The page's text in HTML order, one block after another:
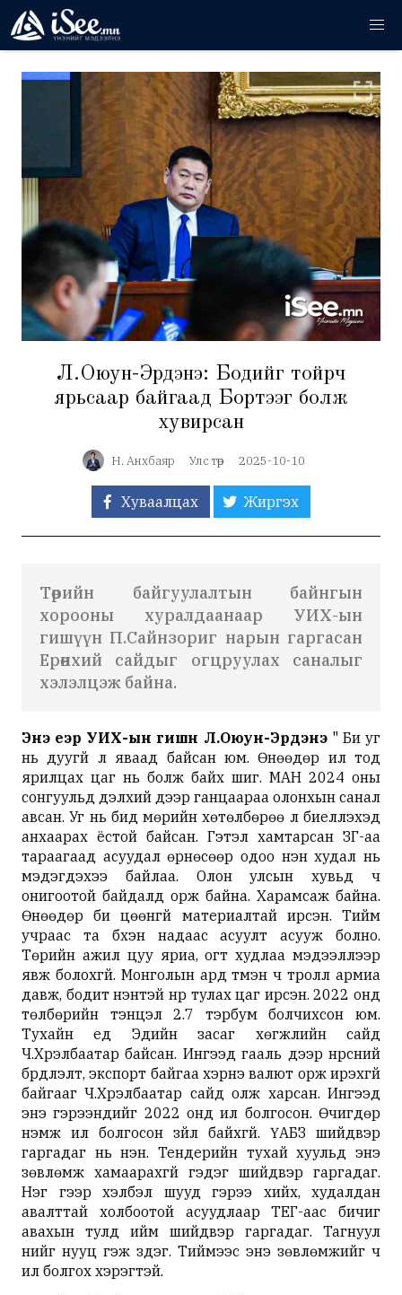
Л.Оюун-Эрдэнэ: Бодийг тойрч
ярьсаар байгаад Бортээг болж
хувирсан
Н. Анхбаяр Улс төр 2025-10-10
Хуваалцах Жиргэх
Төрийн байгуулалтын байнгын
хорооны хуралдаанаар УИХ-ын
гишүүн П.Сайнзориг нарын гаргасан
Ерөнхий сайдыг огцруулах саналыг
хэлэлцэж байна.
Энэ үеэр УИХ-ын гишүүн Л.Оюун-Эрдэнэ" Би уг
нь дуугүй л яваад байсан юм. Өнөөдөр ил тод
ярилцах цаг нь болж байх шиг. МАН 2024 оны
сонгуульд дэлхий дээр ганцаараа олонхын санал
авсан. Уг нь бид мөрийн хөтөлбөрөө л биелүүлэхэд
анхаарах ёстой байсан. Гэтэл хамтарсан ЗГ-аа
тараагаад асуудал өрнөсөөр одоо үнэн худал нь
мэдэгдэхээ байлаа. Олон улсын хувьд ч
онигоотой байдалд орж байна. Харамсаж байна.
Өнөөдөр би цөөнгүй материалтай ирсэн. Тийм
учраас та бүхэн надаас асуулт асууж болно.
Төрийн ажил цуу яриа, огт худлаа мэдээллээр
явж болохгүй. Монголын ард түмэн ч тролл армиа
давж, бодит үнэнтэй нүүр тулах цаг ирсэн. 2022 онд
төлбөрийн тэнцэл 2.7 тэрбум болчихсон юм.
Тухайн үед Эдийн засаг хөгжлийн сайд
Ч.Хүрэлбаатар байсан. Ингээд гааль дээр нүүрсний
бүрдүүлэлт, экспорт байгаа хэрнэ валют орж ирэхгүй
байгааг Ч.Хүрэлбаатар сайд олж харсан. Ингээд
энэ гэрээнүүдийг 2022 онд ил болгосон. Өчигдөр
нэмж ил болгосон зүйл байхгүй. ҮАБЗ шийдвэр
гаргадаг нь үнэн. Тендерийн тухай хуульд энэ
зөвлөмж хамаарахгүй гэдэг шийдвэр гаргадаг.
Нэг үгээр хэлбэл шууд гэрээ хийх, худалдан
авалттай холбоотой асуудлаар ТЕГ-аас бичиг
авахын тулд ийм шийдвэр гаргадаг. Тагнуул
үүнийг нууц гэж үздэг. Тиймээс энэ зөвлөмжийг ч
ил болгох хэрэгтэй.